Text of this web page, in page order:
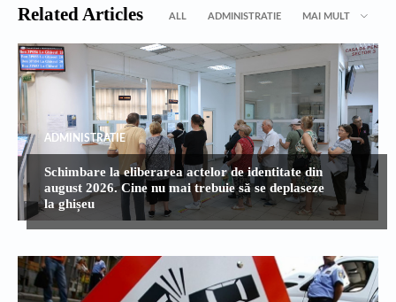
Related Articles ALL ADMINISTRATIE MAI MULT
ADMINISTRATIE
Schimbare la eliberarea actelor de identitate din
august 2026. Cine nu mai trebuie să se deplaseze
la ghișeu